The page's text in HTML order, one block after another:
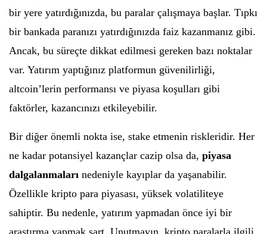
bir yere yatırdığınızda, bu paralar çalışmaya başlar. Tıpkı
bir bankada paranızı yatırdığınızda faiz kazanmanız gibi.
Ancak, bu süreçte dikkat edilmesi gereken bazı noktalar
var. Yatırım yaptığınız platformun güvenilirliği,
altcoin’lerin performansı ve piyasa koşulları gibi
faktörler, kazancınızı etkileyebilir.
Bir diğer önemli nokta ise, stake etmenin riskleridir. Her
ne kadar potansiyel kazançlar cazip olsa da, piyasa
dalgalanmaları nedeniyle kayıplar da yaşanabilir.
Özellikle kripto para piyasası, yüksek volatiliteye
sahiptir. Bu nedenle, yatırım yapmadan önce iyi bir
araştırma yapmak şart. Unutmayın, kripto paralarla ilgili